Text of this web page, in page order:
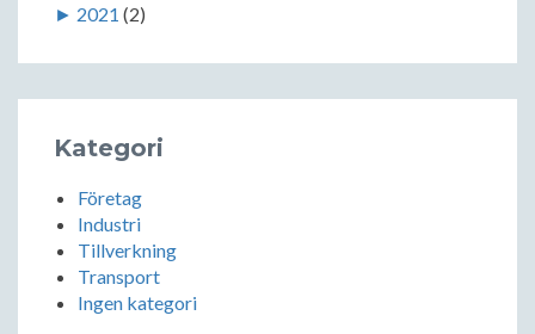
► 2021 (2)
Kategori
Företag
Industri
Tillverkning
Transport
Ingen kategori